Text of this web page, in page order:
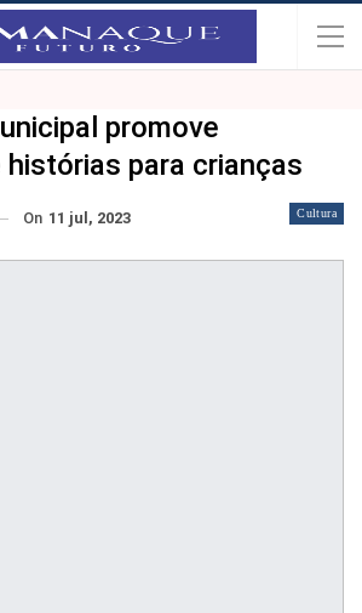
promove
para crianças
Cultura
On 11 jul, 2023